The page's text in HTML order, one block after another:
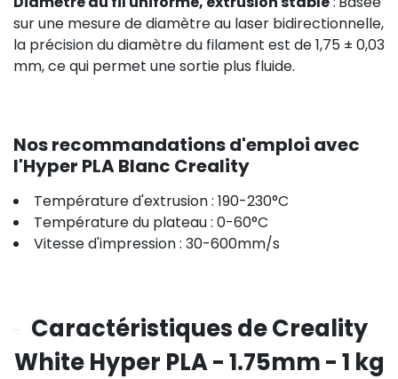
sur une mesure de diamètre au laser bidirectionnelle,
la précision du diamètre du filament est de 1,75 ± 0,03
mm, ce qui permet une sortie plus fluide.
Nos recommandations d'emploi avec
l'Hyper PLA Blanc Creality
Température d'extrusion : 190-230°C
Température du plateau : 0-60°C
Vitesse d'impression : 30-600mm/s
Caractéristiques de Creality
White Hyper PLA - 1.75mm - 1 kg